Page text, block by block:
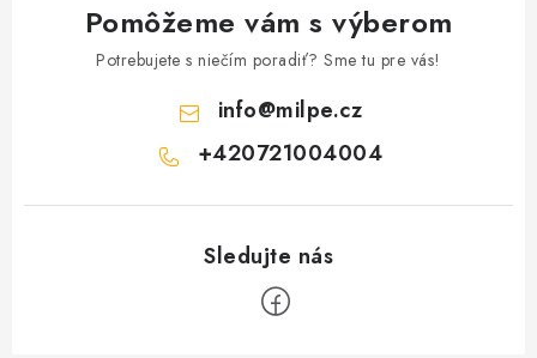
Pomôžeme vám s výberom
Potrebujete s niečím poradiť? Sme tu pre vás!
info@milpe.cz
+420721004004